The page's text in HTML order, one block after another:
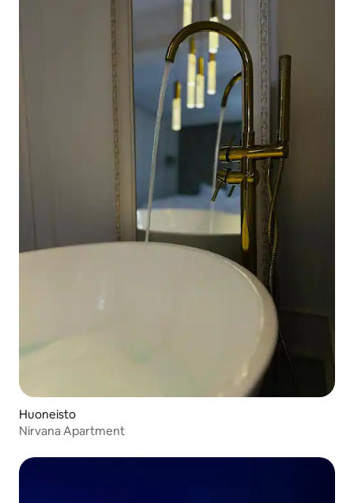
Huoneisto
Nirvana Apartment